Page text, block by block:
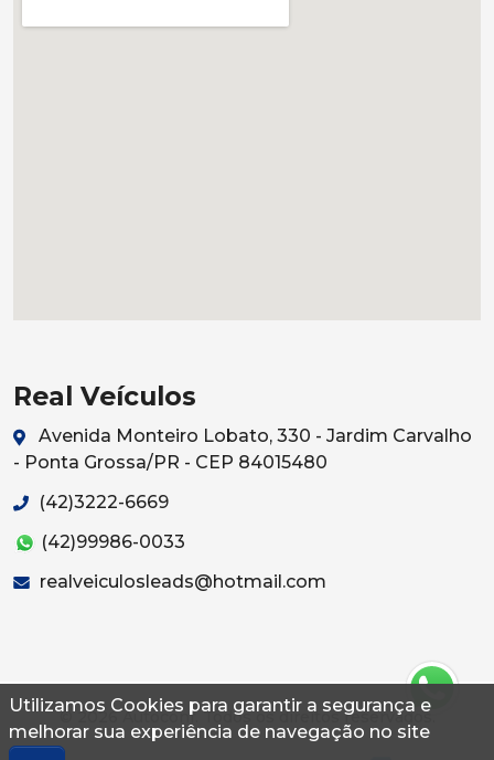
Utilizamos Cookies para garantir a segurança e
melhorar sua experiência de navegação no site
Real Veículos
Avenida Monteiro Lobato, 330 - Jardim Carvalho
- Ponta Grossa/PR - CEP 84015480
(42)3222-6669
(42)99986-0033
realveiculosleads@hotmail.com
© 2026 Autoconf. Todos os direitos reservados.